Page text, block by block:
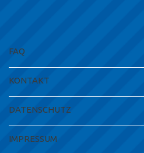
FAQ
KONTAKT
DATENSCHUTZ
IMPRESSUM